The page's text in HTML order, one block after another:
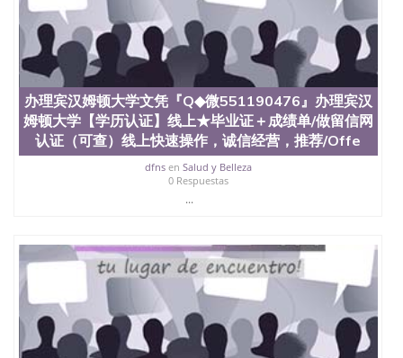
荐/Offer、在读证明、雅思托福成绩单/★各类英文材
料/制作，购买成绩单，购买假文凭，购买假学位
证，制造假国外大学文凭Clemson University
办理宾汉姆顿大学文凭『Q◆微551190476』办理宾汉
姆顿大学【学历认证】线上★毕业证＋成绩单/做留信网
认证（可查）线上快速操作，诚信经营，推荐/Offe
dfnsen Salud y Belleza
0 Respuestas
...